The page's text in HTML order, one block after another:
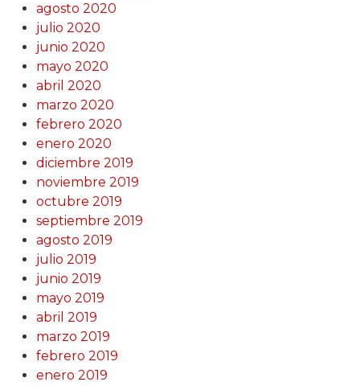
agosto 2020
julio 2020
junio 2020
mayo 2020
abril 2020
marzo 2020
febrero 2020
enero 2020
diciembre 2019
noviembre 2019
octubre 2019
septiembre 2019
agosto 2019
julio 2019
junio 2019
mayo 2019
abril 2019
marzo 2019
febrero 2019
enero 2019